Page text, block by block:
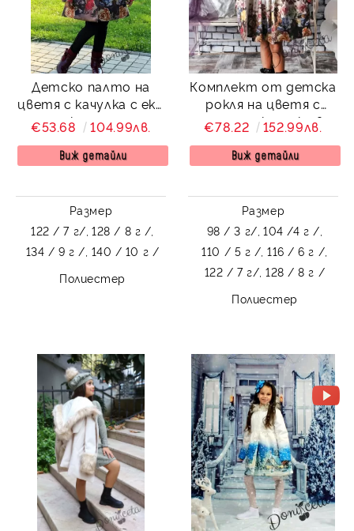
Детско палто на
цветя с качулка с еко
косъм
€53.68 104.99лв.
Виж детайли
Размер
122 / 7 г/, 128 / 8 г /,
134 / 9 г /, 140 / 10 г /
Полиестер
Комплект от детска
рокля на цветя с
палто с качулка в
еднакъв десен Вики
€78.22 152.99лв.
Виж детайли
Размер
98 / 3 г/, 104 /4 г /,
110 / 5 г /, 116 / 6 г /,
122 / 7 г/, 128 / 8 г /
Полиестер